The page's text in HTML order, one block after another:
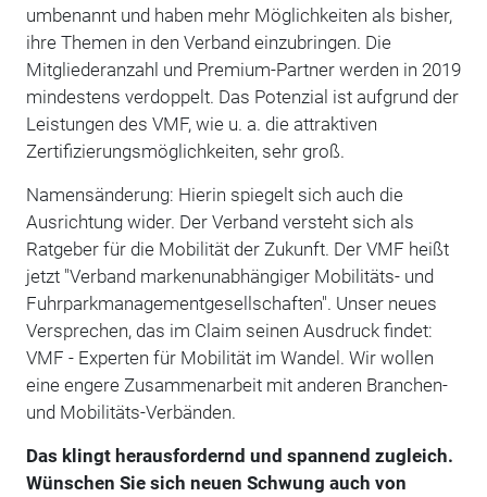
umbenannt und haben mehr Möglichkeiten als bisher,
ihre Themen in den Verband einzubringen. Die
Mitgliederanzahl und Premium-Partner werden in 2019
mindestens verdoppelt. Das Potenzial ist aufgrund der
Leistungen des VMF, wie u. a. die attraktiven
Zertifizierungsmöglichkeiten, sehr groß.
Namensänderung: Hierin spiegelt sich auch die
Ausrichtung wider. Der Verband versteht sich als
Ratgeber für die Mobilität der Zukunft. Der VMF heißt
jetzt "Verband markenunabhängiger Mobilitäts- und
Fuhrparkmanagementgesellschaften". Unser neues
Versprechen, das im Claim seinen Ausdruck findet:
VMF - Experten für Mobilität im Wandel. Wir wollen
eine engere Zusammenarbeit mit anderen Branchen-
und Mobilitäts-Verbänden.
Das klingt herausfordernd und spannend zugleich.
Wünschen Sie sich neuen Schwung auch von